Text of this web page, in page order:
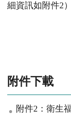
細資訊如附件2 ）
附件下載
附件2：衛生